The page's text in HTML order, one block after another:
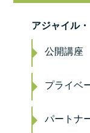
アジャイル
公開講座
プライベ
パートナ